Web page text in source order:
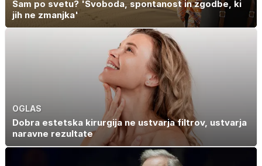
Sam po svetu? 'Svoboda, spontanost in zgodbe, ki
jih ne zmanjka'
OGLAS
Dobra estetska kirurgija ne ustvarja filtrov, ustvarja
naravne rezultate